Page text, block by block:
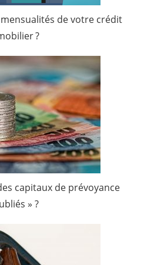
de votre crédit
?
capitaux de prévoyance
» ?